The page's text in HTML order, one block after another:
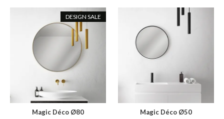
DESIGN SALE
Magic Déco Ø80 Magic Déco Ø50